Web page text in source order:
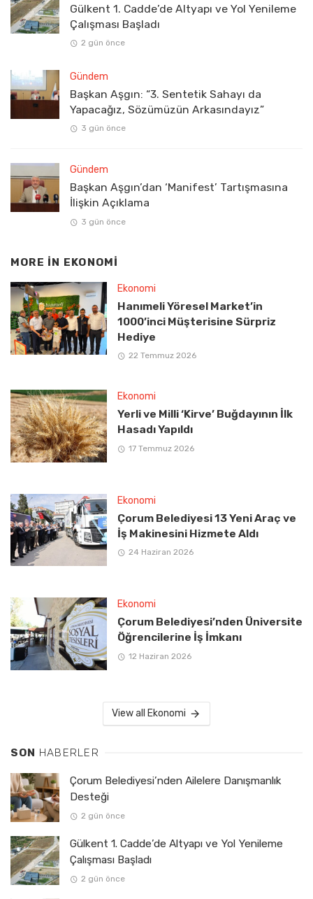
Gülkent 1. Cadde’de Altyapı ve Yol Yenileme
Çalışması Başladı
2 gün önce
Gündem
Başkan Aşgın: “3. Sentetik Sahayı da
Yapacağız, Sözümüzün Arkasındayız”
3 gün önce
Gündem
Başkan Aşgın’dan ‘Manifest’ Tartışmasına
İlişkin Açıklama
3 gün önce
MORE IN EKONOMI
Ekonomi
Hanımeli Yöresel Market’in
1000’inci Müşterisine Sürpriz
Hediye
22 Temmuz 2026
Ekonomi
Yerli ve Milli ‘Kirve’ Buğdayının İlk
Hasadı Yapıldı
17 Temmuz 2026
Ekonomi
Çorum Belediyesi 13 Yeni Araç ve
İş Makinesini Hizmete Aldı
24 Haziran 2026
Ekonomi
Çorum Belediyesi’nden Üniversite
Öğrencilerine İş İmkanı
12 Haziran 2026
View all Ekonomi
SON HABERLER
Çorum Belediyesi’nden Ailelere Danışmanlık
Desteği
2 gün önce
Gülkent 1. Cadde’de Altyapı ve Yol Yenileme
Çalışması Başladı
2 gün önce